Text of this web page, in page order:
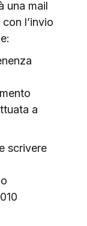
una mail
l’invio
a
scrivere
o